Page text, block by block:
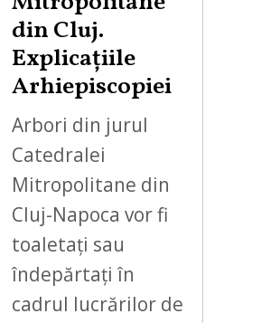
din Cluj.
Explicațiile
Arhiepiscopiei
Arbori din jurul
Catedralei
Mitropolitane din
Cluj-Napoca vor fi
toaletați sau
îndepărtați în
cadrul lucrărilor de